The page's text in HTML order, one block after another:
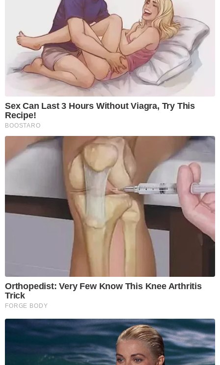
Sex Can Last 3 Hours Without Viagra, Try This
Recipe!
BOOSTARO
Orthopedist: Very Few Know This Knee Arthritis
Trick
FORGE BODY